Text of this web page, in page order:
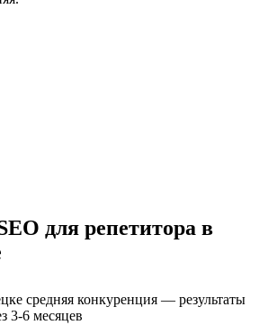
для репетитора в
средняя конкуренция — результаты
3-6 месяцев